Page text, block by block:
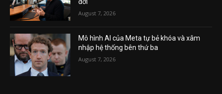
đời
August 7, 2026
Mô hình AI của Meta tự bẻ khóa và xâm
nhập hệ thống bên thứ ba
August 7, 2026